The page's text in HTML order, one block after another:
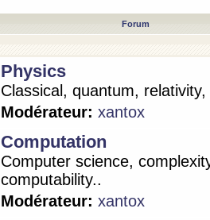
Forum
Physics
Classical, quantum,
Modérateur: xantox
Computation
Computer science,
computability..
Modérateur: xantox